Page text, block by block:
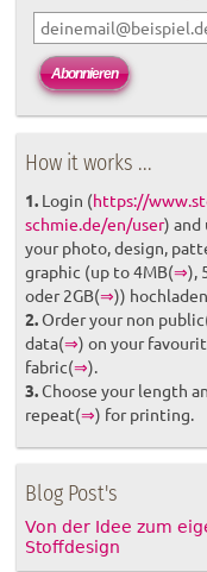
How it works ...
1. Login (https://
schmie.de/en/user) and
your photo, design,
graphic (up to 4MB(⇒),
oder 2GB(⇒))
2.Order your non
data(⇒) on your
fabric(⇒).
3.Choose your length
repeat(⇒) for printing.
Blog Post's
Von der Idee zum
Stoffdesign